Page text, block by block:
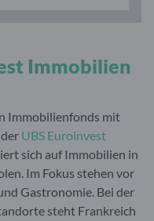
Immobilien
Immobilienfonds mit
UBS Euroinvest
sich auf Immobilien in
Im Fokus stehen vor
Gastronomie. Bei der
steht Frankreich